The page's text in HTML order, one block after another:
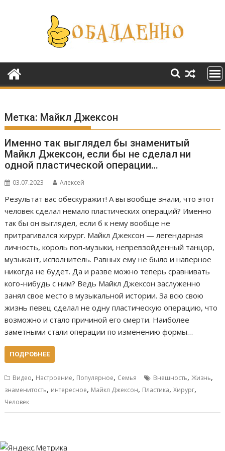
содержимому
Метка: Майкл Джексон
Именно так выглядел бы знаменитый
Майкл Джексон, если бы не сделал ни
одной пластической операции…
03.07.2023 Алексей
Результат вас обескуражит! А вы вообще знали, что этот
человек сделал немало пластических операций? Именно
так бы он выглядел, если б к нему вообще не
притрагивался хирург. Майкл Джексон — легендарная
личность, король поп-музыки, непревзойденный танцор,
музыкант, исполнитель. Равных ему не было и наверное
никогда не будет. Да и разве можно теперь сравнивать
кого-нибудь с ним? Ведь Майкл Джексон заслуженно
занял свое место в музыкальной истории. За всю свою
жизнь певец сделал не одну пластическую операцию, что
возможно и стало причиной его смерти. Наиболее
заметными стали операции по изменению формы…
ПОДРОБНЕЕ
Видео, Настроение, Популярное, Семья Внешность,Жизнь,
знаменитость, интересное, Майкл Джексон, Пластика,Хирург,
Человек